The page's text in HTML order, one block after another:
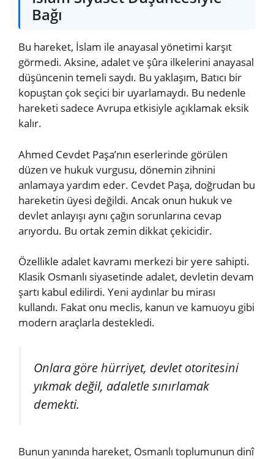
Bağı
Bu hareket, İslam ile anayasal yönetimi karşıt
görmedi. Aksine, adalet ve şûra ilkelerini anayasal
düşüncenin temeli saydı. Bu yaklaşım, Batıcı bir
kopuştan çok seçici bir uyarlamaydı. Bu nedenle
hareketi sadece Avrupa etkisiyle açıklamak eksik
kalır.
Ahmed Cevdet Paşa’nın eserlerinde görülen
düzen ve hukuk vurgusu, dönemin zihnini
anlamaya yardım eder. Cevdet Paşa, doğrudan bu
hareketin üyesi değildi. Ancak onun hukuk ve
devlet anlayışı aynı çağın sorunlarına cevap
arıyordu. Bu ortak zemin dikkat çekicidir.
Özellikle adalet kavramı merkezi bir yere sahipti.
Klasik Osmanlı siyasetinde adalet, devletin devam
şartı kabul edilirdi. Yeni aydınlar bu mirası
kullandı. Fakat onu meclis, kanun ve kamuoyu gibi
modern araçlarla destekledi.
Onlara göre hürriyet, devlet otoritesini
yıkmak değil, adaletle sınırlamak
demekti.
Bunun yanında hareket, Osmanlı toplumunun dinî